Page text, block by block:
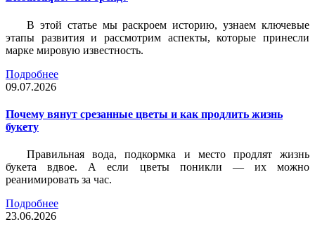
В этой статье мы раскроем историю, узнаем ключевые
этапы развития и рассмотрим аспекты, которые принесли
марке мировую известность.
Подробнее
09.07.2026
Почему вянут срезанные цветы и как продлить жизнь
букету
Правильная вода, подкормка и место продлят жизнь
букета вдвое. А если цветы поникли — их можно
реанимировать за час.
Подробнее
23.06.2026